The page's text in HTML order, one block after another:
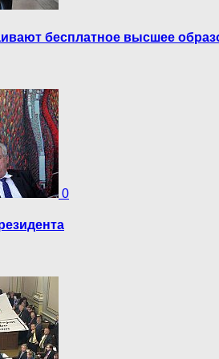
бесплатное высшее
0